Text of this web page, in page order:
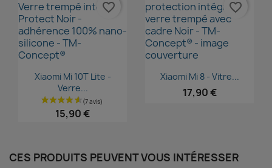
Aperçu rapide
Xiaomi Mi 10T Lite -
Verre...
15,90 €
favorite_border
Aperçu rapide
Xiaomi Mi 8 - Vitre...
17,90 €
favorite_border
CES PRODUITS PEUVENT VOUS INTÉRESSER